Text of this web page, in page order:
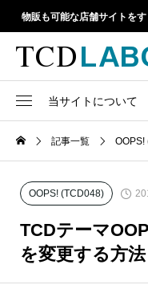
物販も可能な店舗サイトを
当サイトについて
1カラム
Google Map
h1
TCD LABOとは
TCDテーマ一覧
ファイルの編集方法
WordPressテーマ比較
人気ランキング
アップデート情報
よくあるご質問
記事一覧 OOPS!
OOPS! (TCD048)
TCDテーマ
を変更する方法